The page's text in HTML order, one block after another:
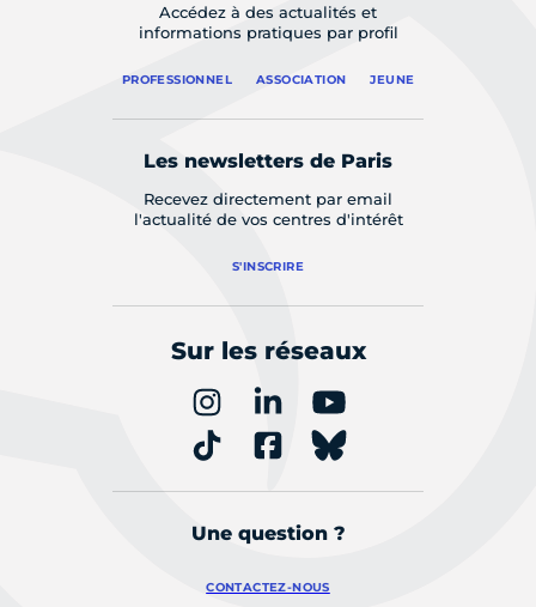
Accédez à des actualités et
informations pratiques par profil
PROFESSIONNEL ASSOCIATION JEUNE
Les newsletters de Paris
Recevez directement par email
l'actualité de vos centres d'intérêt
S'INSCRIRE
Sur les réseaux
Une question ?
CONTACTEZ-NOUS